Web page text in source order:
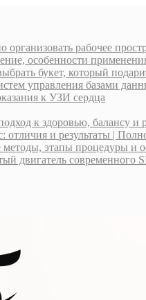
организовать рабочее
особенности
букет, который
управления базами
к УЗИ сердца
к здоровью, балансу и
и результаты |
этапы процедуры и
двигатель современного